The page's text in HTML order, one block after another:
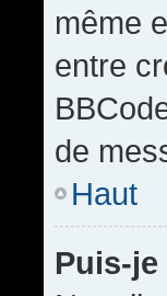
même
entre
de
Haut
Puis-